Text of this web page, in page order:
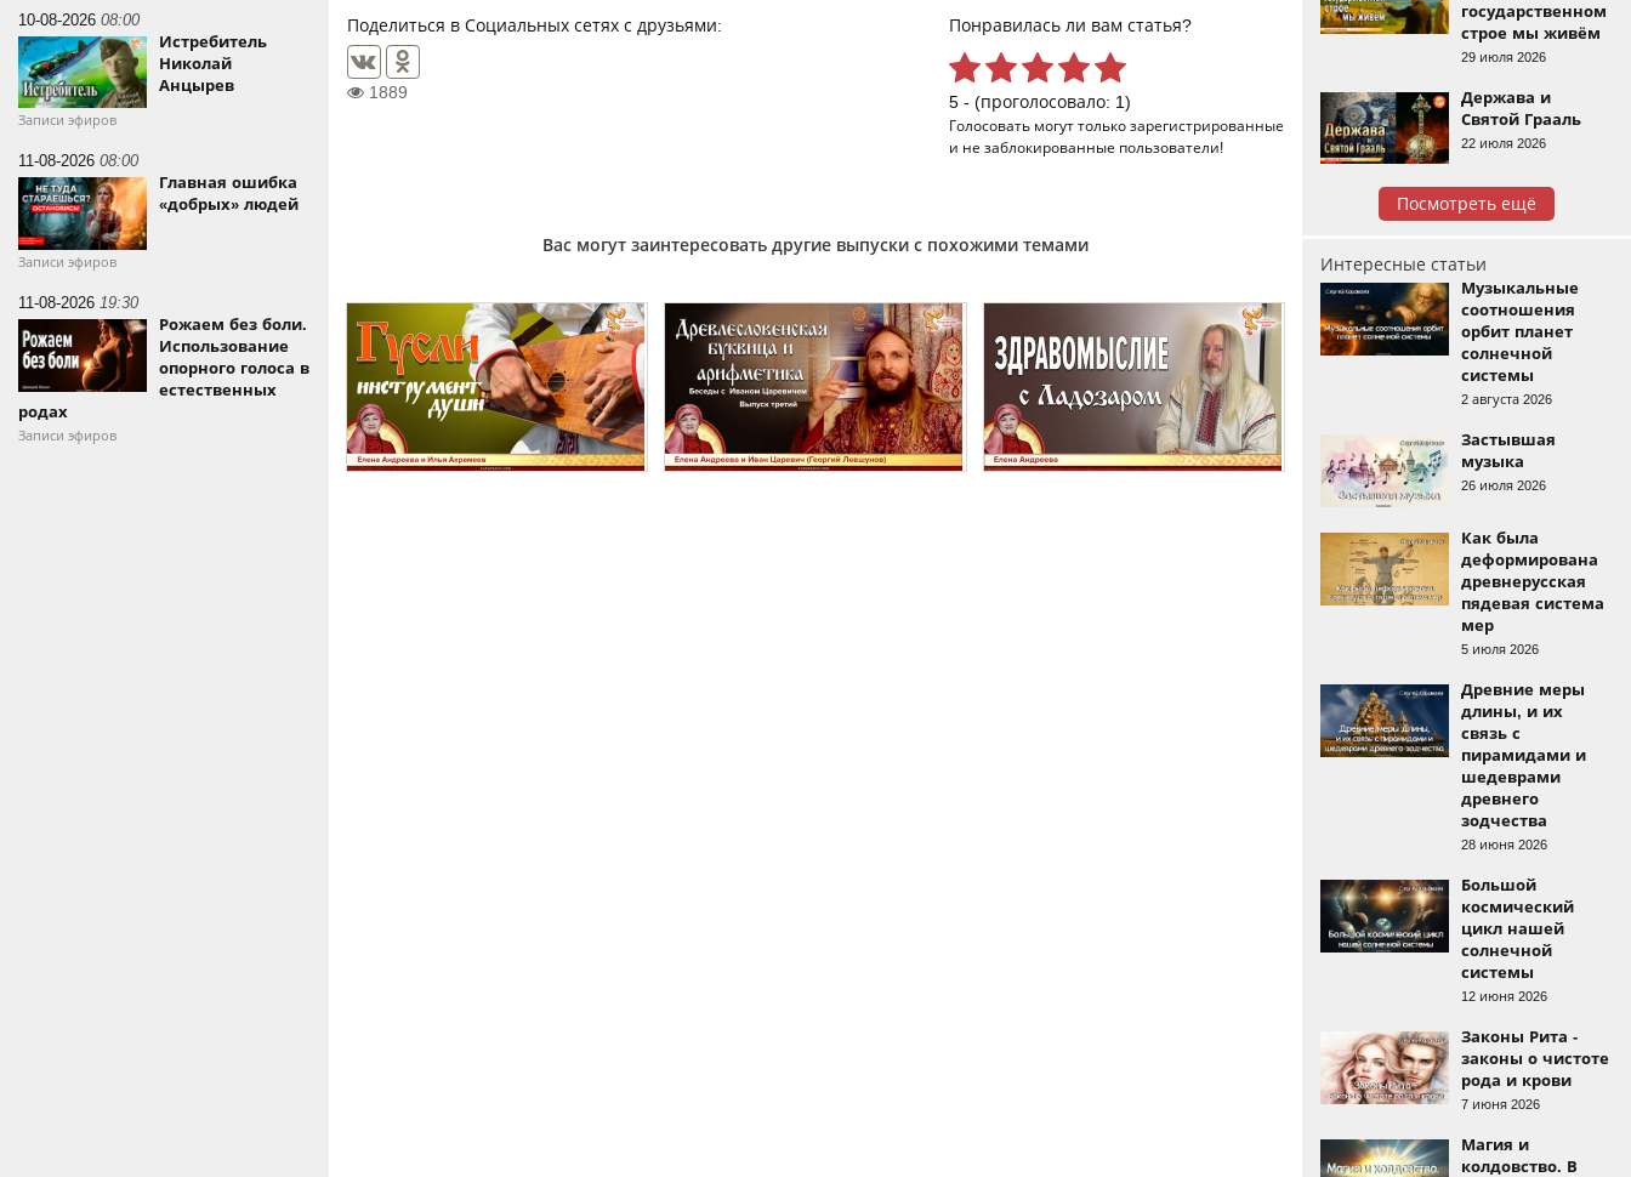
10-08-2026 08:00
Истребитель
Николай
Анцырев
Записи эфиров
11-08-2026 08:00
Главная ошибка
«добрых» людей
Записи эфиров
11-08-2026 19:30
Рожаем без боли.
Использование
опорного голоса в
естественных
родах
Записи эфиров
Поделиться в Социальных сетях с друзьями:
1889
Понравилась ли вам статья?
5 - (проголосовало: 1)
Голосовать могут толькозарегистрированные
и не заблокированные пользователи!
Вас могут заинтересовать другие выпуски с похожими темами
государственном
строе мы живём
29 июля 2026
Держава и
Святой Грааль
22 июля 2026
Посмотреть ещё
Интересные статьи
Музыкальные
соотношения
орбит планет
солнечной
системы
2 августа 2026
Застывшая
музыка
26 июля 2026
Как была
деформирована
древнерусская
пядевая система
мер
5 июля 2026
Древние меры
длины, и их
связь с
пирамидами и
шедеврами
древнего
зодчества
28 июня 2026
Большой
космический
цикл нашей
солнечной
системы
12 июня 2026
Законы Рита -
законы о чистоте
рода и крови
7 июня 2026
Магия и
колдовство. В